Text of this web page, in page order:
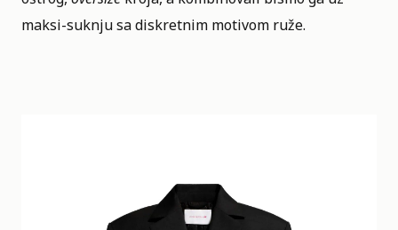
maksi-suknju sa diskretnim motivom ruže.